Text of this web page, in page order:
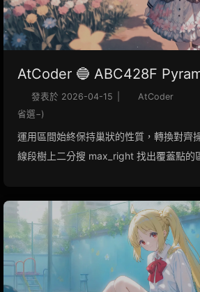
AtCoder 🔵 ABC428F
發表於 2026-04-15 AtCoder
省選−)
運用區間始終保持巢狀的性質，轉換對齊
線段樹上二分搜 max_right 找出覆蓋點的